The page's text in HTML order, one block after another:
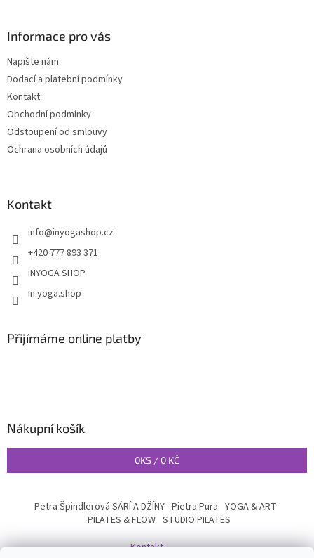
Informace pro vás
Napište nám
Dodací a platební podmínky
Kontakt
Obchodní podmínky
Odstoupení od smlouvy
Ochrana osobních údajů
Kontakt
info@inyogashop.cz
+420 777 893 371
INYOGA SHOP
in.yoga.shop
Přijímáme online platby
Nákupní košík
0KS / 0 KČ
Petra Špindlerová SÁRÍ A DŽÍNY Pietra Pura YOGA & ART
PILATES & FLOW STUDIO PILATES
Kontakt